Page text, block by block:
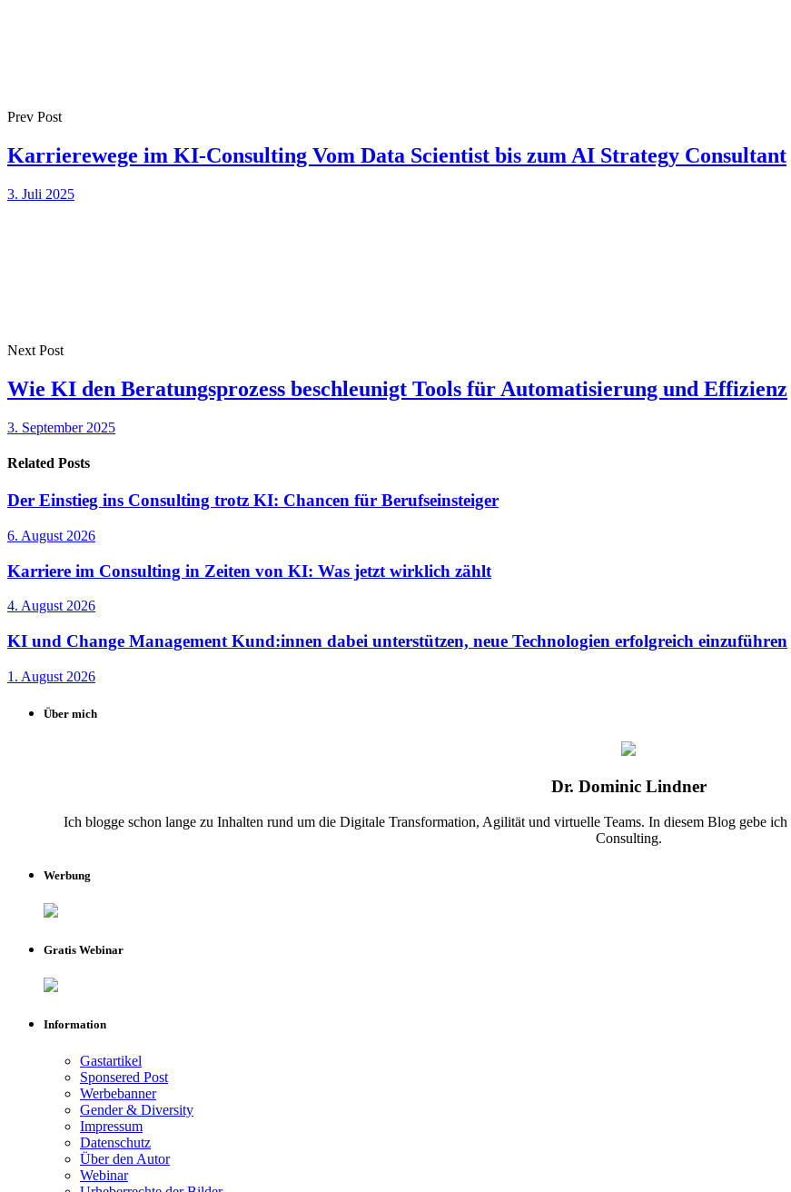
Prev Post
Karrierewege im KI-Consulting Vom Data Scientist bis zum AI Strategy Consultant
3. Juli 2025
Next Post
Wie KI den Beratungsprozess beschleunigt Tools für Automatisierung und Effizienz
3. September 2025
Related Posts
Der Einstieg ins Consulting trotz KI: Chancen für Berufseinsteiger
6. August 2026
Karriere im Consulting in Zeiten von KI: Was jetzt wirklich zählt
4. August 2026
KI und Change Management Kund:innen dabei unterstützen, neue Technologien erfolgreich einzuführen
1. August 2026
Über mich
Dr. Dominic Lindner
Ich blogge schon lange zu Inhalten rund um die Digitale Transformation, Agilität und virtuelle Teams. In diesem Blog gebe
Consulting.
Werbung
Gratis Webinar
Information
Gastartikel
Sponsered Post
Werbebanner
Gender & Diversity
Impressum
Datenschutz
Über den Autor
Webinar